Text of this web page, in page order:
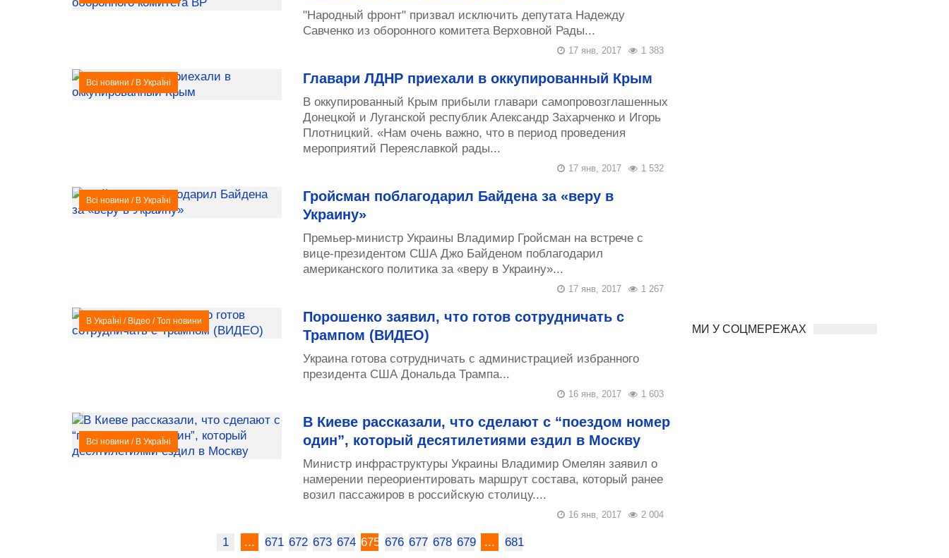
"Народный фронт" призвал исключить депутата Надежду
Савченко из оборонного комитета Верховной Рады...
1 383
17 янв, 2017
Всі новини / В УкраЇні Главари ЛДНР приехали в оккупированный Крым
В оккупированный Крым прибыли главари самопровозглашенных
Донецкой и Луганской республик Александр Захарченко и Игорь
Плотницкий. «Нам очень важно, что в период проведения
мероприятий Переяславкой рады...
1 532
17 янв, 2017
Всі новини / В УкраЇні
Гройсман поблагодарил Байдена за «веру в
Украину»
Премьер-министр Украины Владимир Гройсман на встрече с
вице-президентом США Джо Байденом поблагодарил
американского политика за «веру в Украину»...
1 267
17 янв, 2017
В УкраЇні / Відео /Топ новини
Порошенко заявил, что готов сотрудничать с
Трампом (ВИДЕО)
Украина готова сотрудничать с администрацией избранного
президента США Дональда Трампа...
1 603
16 янв, 2017
Всі новини / В УкраЇні
В Киеве рассказали, что сделают с “поездом номер
один”, который десятилетиями ездил в Москву
Министр инфраструктуры Украины Владимир Омелян заявил о
намерении переориентировать маршрут состава, который ранее
возил пассажиров в российскую столицу....
2 004
16 янв, 2017
1 ... 671 672 673 674 675 676 677 678 679 ... 681
МИ У СОЦМЕРЕЖАХ